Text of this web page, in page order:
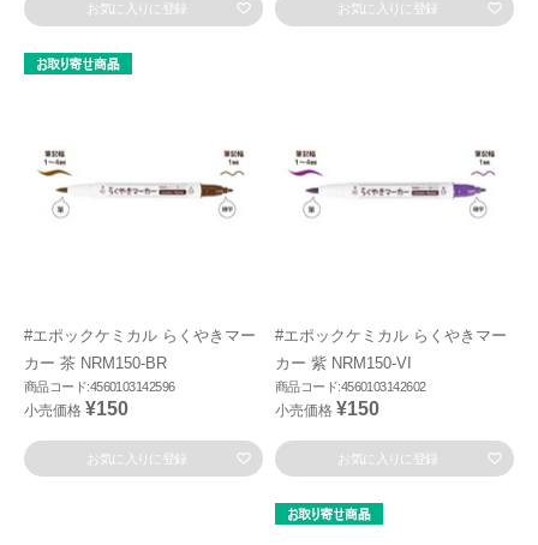
お気に入りに登録 お気に入りに登録
#エポックケミカル らくやきマー
カー 茶 NRM150-BR
商品コード:4560103142596
小売価格 ¥150
お気に入りに登録
#エポックケミカル らくやきマー
カー 紫 NRM150-VI
商品コード:4560103142602
小売価格 ¥150
お気に入りに登録